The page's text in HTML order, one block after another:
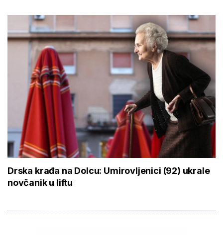
Drska krađa na Dolcu: Umirovljenici (92) ukrale
novčanik u liftu